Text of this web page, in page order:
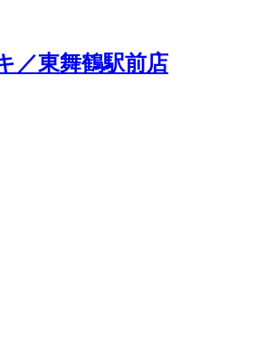
／東舞鶴駅前店